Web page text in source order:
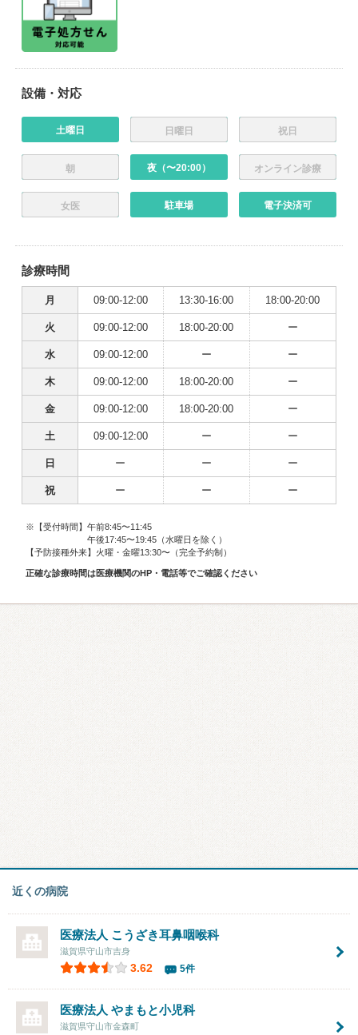
設備・対応
土曜日 日曜日 祝日
朝 夜（〜20:00） オンライン診療
女医 駐車場 電子決済可
診療時間
月 09:00-12:00 13:30-16:00 18:00-20:00
火 09:00-12:00 18:00-20:00 ー
水 09:00-12:00 ー ー
木 09:00-12:00 18:00-20:00 ー
金 09:00-12:00 18:00-20:00 ー
土 09:00-12:00 ー ー
日 ー ー ー
祝 ー ー ー
※【受付時間】午前8:45〜11:45
午後17:45〜19:45（水曜日を除く）
【予防接種外来】火曜・金曜13:30〜（完全予約制）
正確な診療時間は医療機関のHP・電話等でご確認ください
近くの病院
医療法人 こうざき耳鼻咽喉科
滋賀県守山市吉身
3.62 5件
医療法人 やまもと小児科
滋賀県守山市金森町